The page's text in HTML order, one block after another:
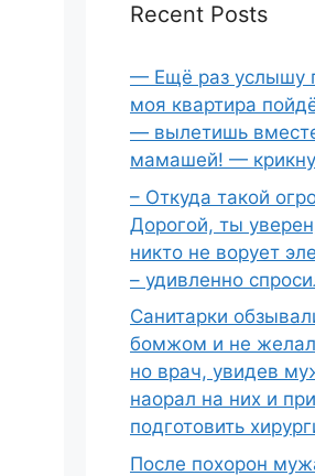
Recent Posts
— Ещё раз услышу
моя квартира
— вылетишь
мамашей! —
– Откуда такой
Дорогой, ты
никто не ворует
– удивленно
Санитарки
бомжом и не
но врач, увидев
наорал на них и
подготовить
После похорон